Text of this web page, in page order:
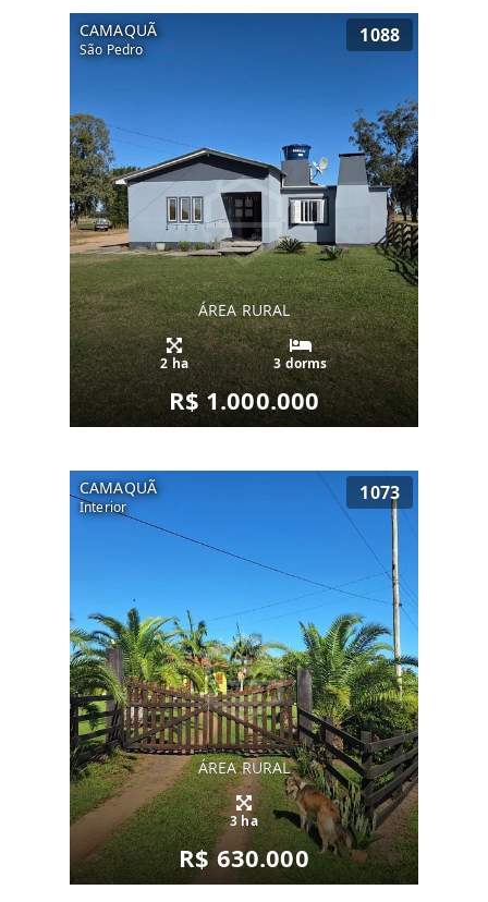
CAMAQUÃ
São Pedro
1088
ÁREA RURAL
2 ha 3 dorms
R$ 1.000.000
CAMAQUÃ
Interior
1073
ÁREA RURAL
3 ha
R$ 630.000